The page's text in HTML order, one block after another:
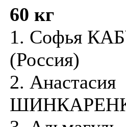
60 кг
1. Софья
(Россия)
2. Анастасия